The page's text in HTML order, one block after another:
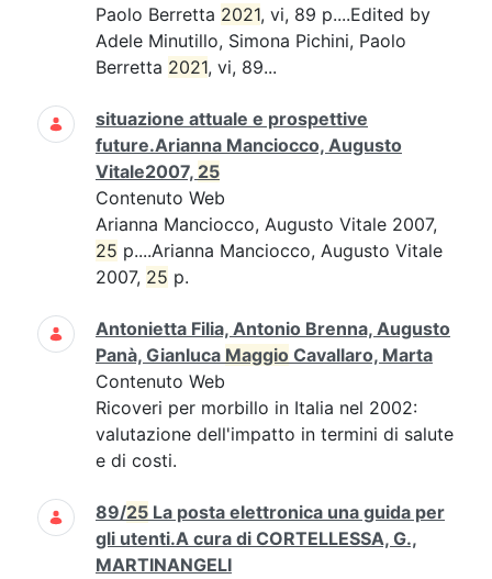
Paolo Berretta 2021, vi, 89 p....Edited by
Adele Minutillo, Simona Pichini, Paolo
Berretta 2021, vi, 89...
situazione attuale e prospettive
future.Arianna Manciocco, Augusto
Vitale2007, 25
Contenuto Web
Arianna Manciocco, Augusto Vitale 2007,
25 p....Arianna Manciocco, Augusto Vitale
2007, 25 p.
Antonietta Filia, Antonio Brenna, Augusto
Panà, Gianluca Maggio Cavallaro, Marta
Contenuto Web
Ricoveri per morbillo in Italia nel 2002:
valutazione dell'impatto in termini di salute
e di costi.
89/25 La posta elettronica una guida per
gli utenti.A cura di CORTELLESSA, G.,
MARTINANGELI